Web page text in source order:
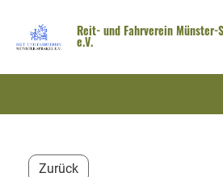
Reit- und Fahrverein Münster-
e.V.
Zurück